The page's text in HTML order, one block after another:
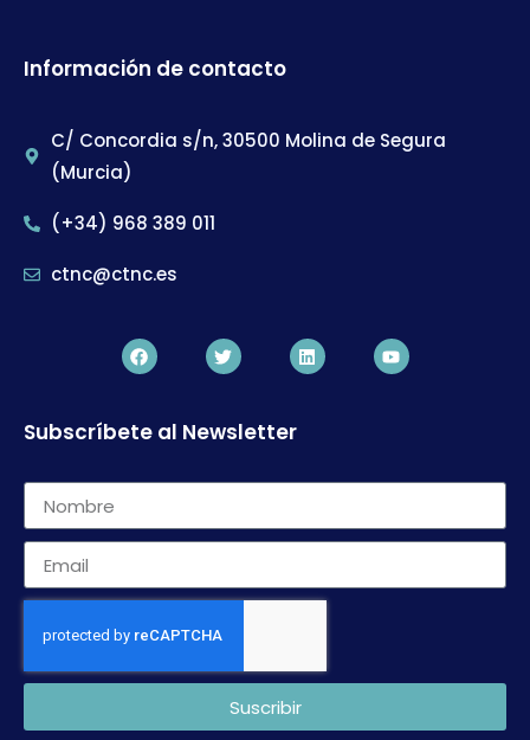
Información de contacto
C/ Concordia s/n, 30500 Molina de Segura
(Murcia)
(+34) 968 389 011
ctnc@ctnc.es
Subscríbete al Newsletter
Suscribir